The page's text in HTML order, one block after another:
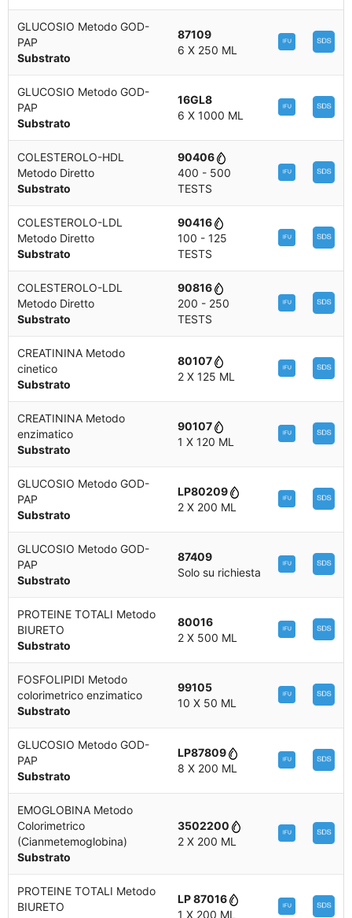
GLUCOSIO Metodo GOD-
PAP
Substrato
87109
6 X 250 ML
GLUCOSIO Metodo GOD-
PAP
Substrato
16GL8
6 X 1000 ML
COLESTEROLO-HDL
Metodo Diretto
Substrato
90406
400 - 500
TESTS
COLESTEROLO-LDL
Metodo Diretto
Substrato
90416
100 - 125
TESTS
COLESTEROLO-LDL
Metodo Diretto
Substrato
90816
200 - 250
TESTS
CREATININA Metodo
cinetico
Substrato
80107
2 X 125 ML
CREATININA Metodo
enzimatico
Substrato
90107
1 X 120 ML
GLUCOSIO Metodo GOD-
PAP
Substrato
LP80209
2 X 200 ML
GLUCOSIO Metodo GOD-
PAP
Substrato
87409
Solo su richiesta
PROTEINE TOTALI Metodo
BIURETO
Substrato
80016
2 X 500 ML
FOSFOLIPIDI Metodo
colorimetrico enzimatico
Substrato
99105
10 X 50 ML
GLUCOSIO Metodo GOD-
PAP
Substrato
LP87809
8 X 200 ML
EMOGLOBINA Metodo
Colorimetrico
(Cianmetemoglobina)
Substrato
3502200
2 X 200 ML
PROTEINE TOTALI Metodo
BIURETO
LP 87016
1 X 200 ML